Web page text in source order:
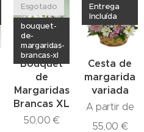
Bouquet
de
Margaridas
Brancas XL
Esgotado
bouquet-
de-
margaridas-
brancas-xl
50,00 €
Cesta de
margarida
variada
Entrega
Incluída
A partir de
55,00 €